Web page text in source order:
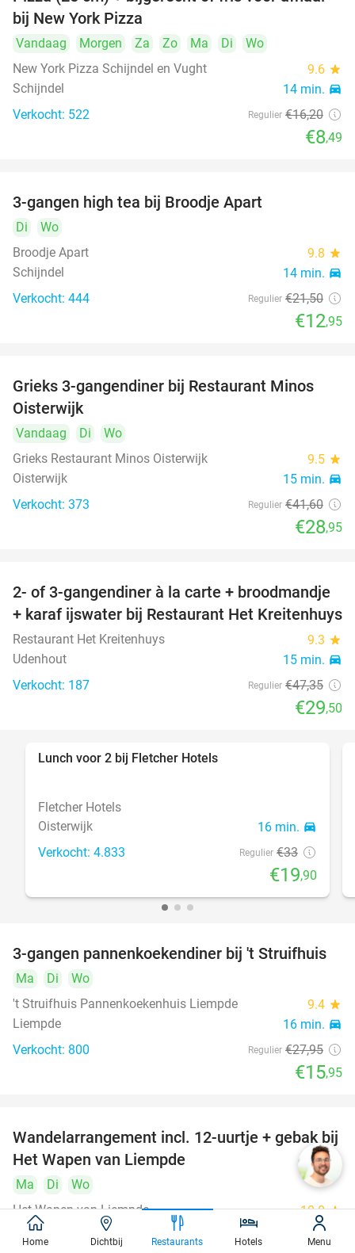
bij New York Pizza
Vandaag Morgen Za Zo Ma Di
Wo
New York Pizza Schijndel en Vught
9.6 star
Schijndel 14 min. directions_car
Verkocht: 522 Regulier €16,20
€8,49
3-gangen high tea bij Broodje Apart
Di
Wo
Broodje Apart
9.8 star
Schijndel 14 min. directions_car
Verkocht: 444 Regulier €21,50
€12,95
30%
Grieks 3-gangendiner bij Restaurant Minos
Oisterwijk
Vandaag Di
Wo
Grieks Restaurant Minos Oisterwijk
9.5 star
Oisterwijk 15 min. directions_car
Verkocht: 373 Regulier €41,60
€28,95
38%
2- of 3-gangendiner à la carte + broodmandje
+ karaf ijswater bij Restaurant Het Kreitenhuys
Restaurant Het Kreitenhuys 9.3 star
Udenhout 15 min. directions_car
Verkocht: 187 Regulier €47,35
€29,50
Lunch voor 2 bij Fletcher Hotels
Fletcher Hotels
Oisterwijk
16 min. directions_car
Verkocht: 4.833 Regulier €33
€19,90
43%
3-gangen pannenkoekendiner bij 't Struifhuis
Ma Di
Wo
't Struifhuis Pannenkoekenhuis Liempde
9.4 star
Liempde 16 min. directions_car
Verkocht: 800 Regulier €27,95
€15,95
34%
Wandelarrangement incl. 12-uurtje + gebak bij
Het Wapen van Liempde
Ma Di
Wo
Het Wapen van Liempde
10.0star
Liempde 16 min.
Home Dichtbij Restaurants Hotels Menu